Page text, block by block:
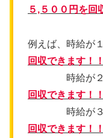
５,５００円を回
例えば、時給が
回収できます！！
時給が２０
回収できます！！
時給が
回収できます！！